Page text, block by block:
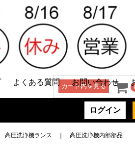
よくある質問 お問い合わせ
ログイン
カート内を見る
高圧洗浄機ランス 高圧洗浄機内部部品